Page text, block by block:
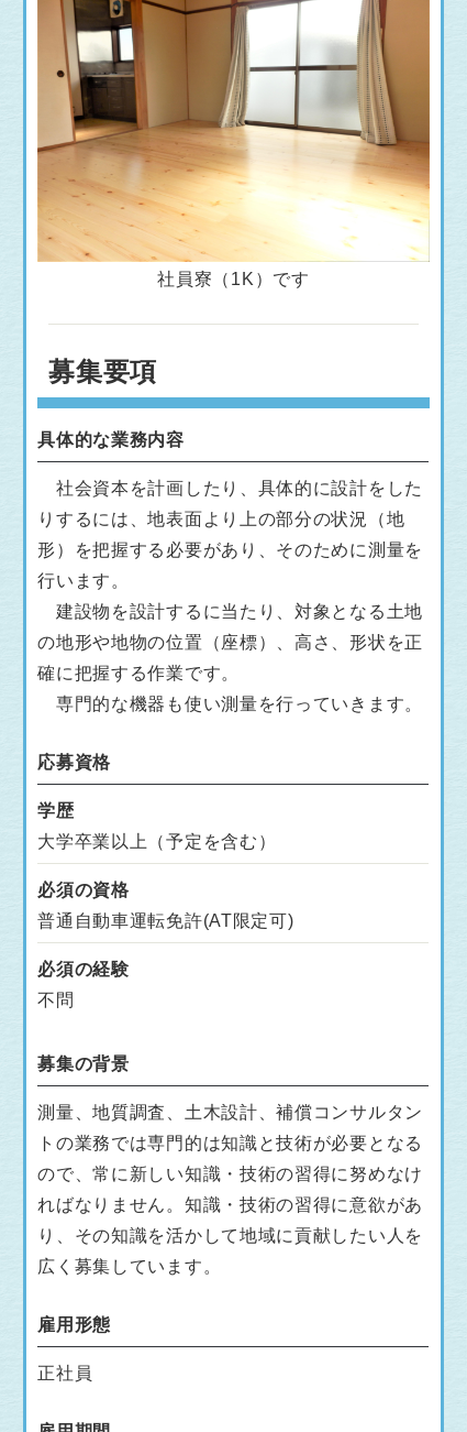
社員寮（1K）です
募集要項
具体的な業務内容
社会資本を計画したり、具体的に設計をした
りするには、地表面より上の部分の状況（地
形）を把握する必要があり、そのために測量を
行います。
建設物を設計するに当たり、対象となる土地
の地形や地物の位置（座標）、高さ、形状を正
確に把握する作業です。
専門的な機器も使い測量を行っていきます。
応募資格
学歴
大学卒業以上（予定を含む）
必須の資格
普通自動車運転免許(AT限定可)
必須の経験
不問
募集の背景
測量、地質調査、土木設計、補償コンサルタン
トの業務では専門的は知識と技術が必要となる
ので、常に新しい知識・技術の習得に努めなけ
ればなりません。知識・技術の習得に意欲があ
り、その知識を活かして地域に貢献したい人を
広く募集しています。
雇用形態
正社員